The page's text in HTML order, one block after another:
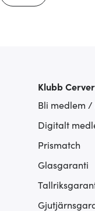
Klubb
Bli medlem /
Digitalt
Prismatch
Glasgaranti